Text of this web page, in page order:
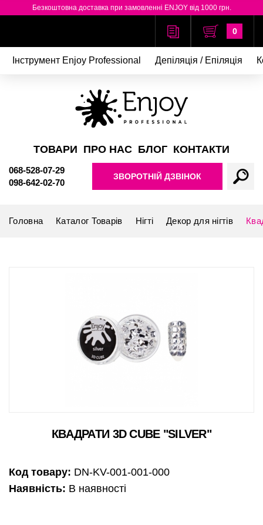
Безкоштовна доставка при замовленні ENJOY від 1000 грн.
0
Інструмент Enjoy Professional Депіляція / Епіляція
ТОВАРИ ПРО НАС БЛОГ КОНТАКТИ
068-528-07-29
098-642-02-70
ЗВОРОТНІЙ ДЗВІНОК
Головна Каталог Товарів Нігті Декор для нігтів
КВАДРАТИ 3D CUBE "SILVER"
Код товару: DN-KV-001-001-000
Наявність: В наявності